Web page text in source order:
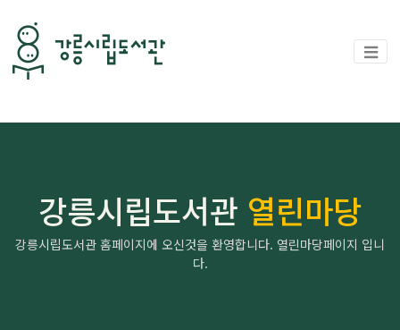
강릉시립도서관 열린마당
강릉시립도서관 홈페이지에 오신것을 환영합니다. 열린마당페이지 입니
다.